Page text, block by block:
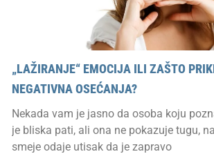
„LAŽIRANJE“ EMOCIJA ILI ZAŠTO
NEGATIVNA OSEĆANJA?
Nekada vam je jasno da osoba koju
je bliska pati, ali ona ne pokazuje tugu,
smeje odaje utisak da je zapravo